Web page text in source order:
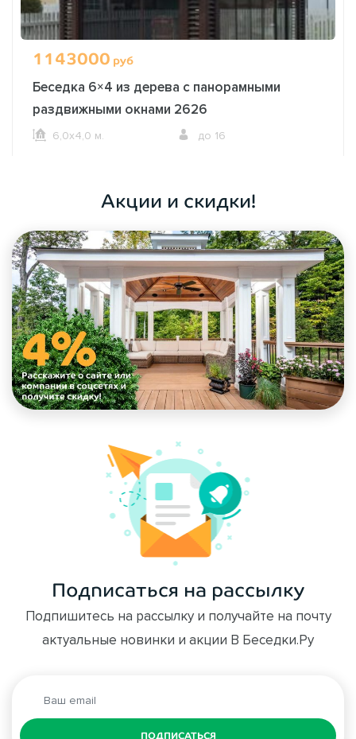
1143000 руб
Беседка 6×4 из дерева с панорамными
раздвижными окнами 2626
6,0х4,0 м. до 16
Акции и скидки!
Подписаться на рассылку
Подпишитесь на рассылку и получайте на почту
актуальные новинки и акции В Беседки.Ру
ПОДПИСАТЬСЯ